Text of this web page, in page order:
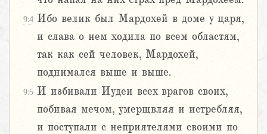
9:4 Ибо велик был Мардохей в доме у царя,
и слава о нем ходила по всем областям,
так как сей человек, Мардохей,
поднимался выше и выше.
9:5 И избивали Иудеи всех врагов своих,
побивая мечом, умерщвляя и истребляя,
и поступали с неприятелями своими по